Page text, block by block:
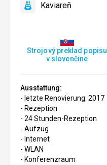
Strojový preklad popisu
v slovenčine
Ausstattung:
- letzte Renovierung: 2017
- Rezeption
- 24 Stunden-Rezeption
- Aufzug
- Internet
- WLAN
- Konferenzraum
KaviareňKaviareň
áno